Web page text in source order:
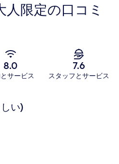
限定の口コミ
8.0
サービス
7.6
スタッフとサービス
い)